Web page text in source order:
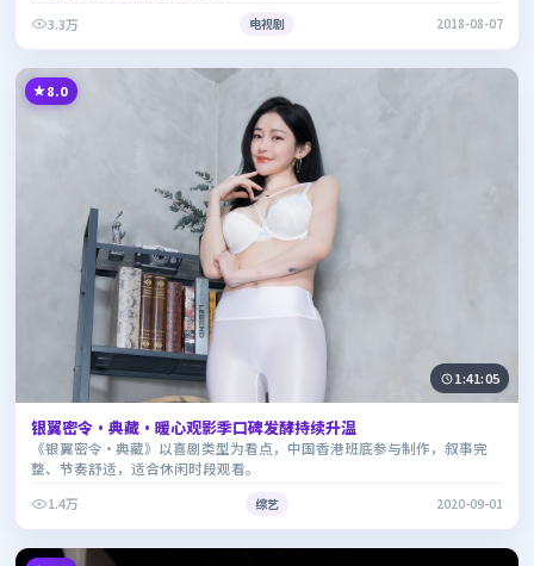
3.3万
电视剧 2018-08-07
8.0
1:41:05
银翼密令·典藏·暖心观影季口碑发酵持续升温
《银翼密令·典藏》以喜剧类型为看点，中国香港班底参与制作，叙事完
整、节奏舒适，适合休闲时段观看。
1.4万
综艺 2020-09-01